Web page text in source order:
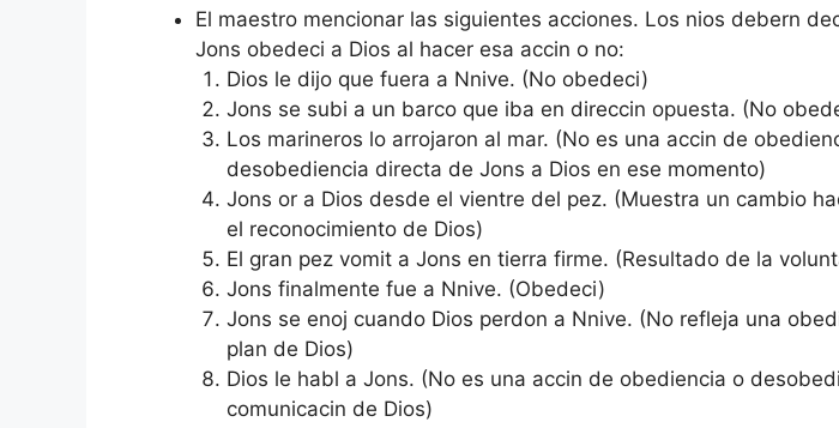
El maestro mencionar las siguientes acciones. Los nios debern
Jons obedeci a Dios al hacer esa accin o no:
Dios le dijo que fuera a Nnive. (No obedeci)
Jons se subi a un barco que iba en direccin opuesta. (No
Los marineros lo arrojaron al mar. (No es una accin de
desobediencia directa de Jons a Dios en ese momento)
Jons or a Dios desde el vientre del pez. (Muestra un cambio
el reconocimiento de Dios)
El gran pez vomit a Jons en tierra firme. (Resultado de la
Jons finalmente fue a Nnive. (Obedeci)
Jons se enoj cuando Dios perdon a Nnive. (No refleja una
plan de Dios)
Dios le habl a Jons. (No es una accin de obediencia o
comunicacin de Dios)